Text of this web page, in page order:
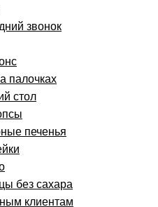
звонок
палочках
стол
печенья
без сахара
клиентам